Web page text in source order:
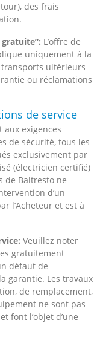
des frais
L’offre de
uniquement à la
ultérieurs
ou réclamations
de service
aux exigences
de sécurité, tous les
exclusivement par
(électricien certifié)
de Baltresto ne
d’un
l’Acheteur et est à
Veuillez noter
gratuitement
défaut de
garantie. Les travaux
de remplacement,
ne sont pas
font l’objet d’une